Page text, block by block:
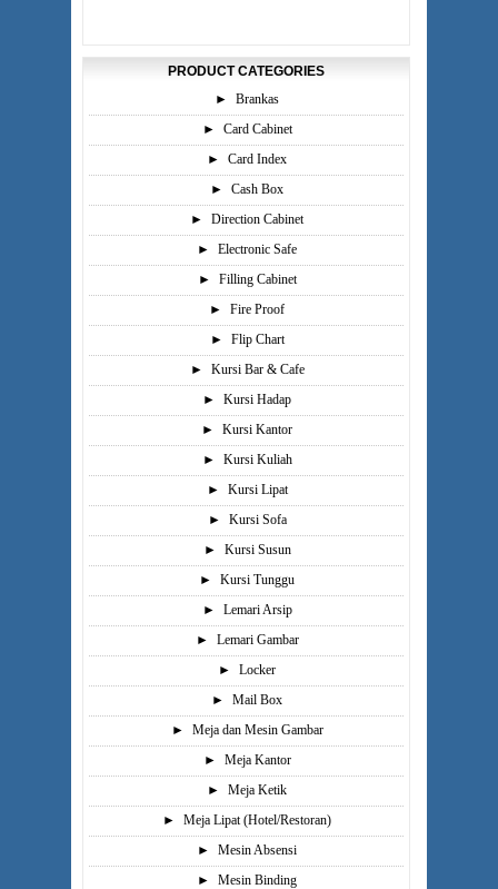
PRODUCT CATEGORIES
►
Brankas
►
Card Cabinet
►
Card Index
►
Cash Box
►
Direction Cabinet
►
Electronic Safe
►
Filling Cabinet
►
Fire Proof
►
Flip Chart
►
Kursi Bar & Cafe
►
Kursi Hadap
►
Kursi Kantor
►
Kursi Kuliah
►
Kursi Lipat
►
Kursi Sofa
►
Kursi Susun
►
Kursi Tunggu
►
Lemari Arsip
►
Lemari Gambar
►
Locker
►
Mail Box
►
Meja dan Mesin Gambar
►
Meja Kantor
►
Meja Ketik
►
Meja Lipat (Hotel/Restoran)
►
Mesin Absensi
►
Mesin Binding